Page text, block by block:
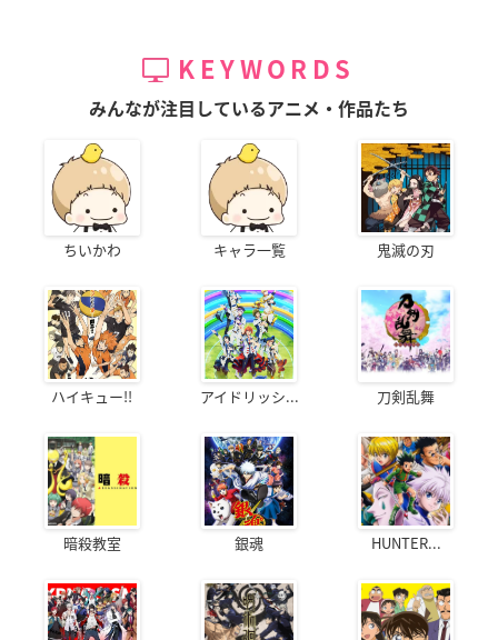
KEYWORDS
みんなが注目しているアニメ・作品たち
ちいかわ キャラ一覧 鬼滅の刃
ハイキュー!! アイドリッシ... 刀剣乱舞
暗殺教室 銀魂 HUNTER...